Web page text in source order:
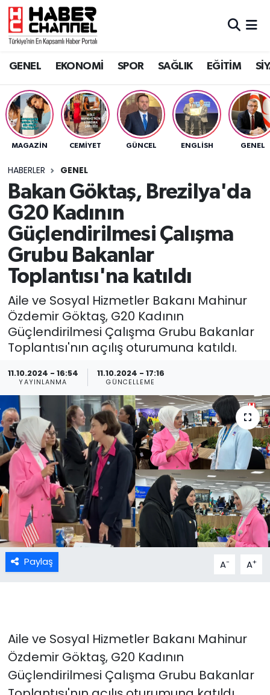
GENEL EKONOMİ SPOR SAĞLIK EĞİTİM
MAGAZİN CEMİYET GÜNCEL ENGLISH GENEL
HABERLER GENEL
Bakan Göktaş, Brezilya'da
G20 Kadının
Güçlendirilmesi Çalışma
Grubu Bakanlar
Toplantısı'na katıldı
Aile ve Sosyal Hizmetler Bakanı Mahinur
Özdemir Göktaş, G20 Kadının
Güçlendirilmesi Çalışma Grubu Bakanlar
Toplantısı'nın açılış oturumuna katıldı.
11.10.2024 - 16:54
YAYINLANMA
11.10.2024 - 17:16
GÜNCELLEME
Paylaş A- A+
Aile ve Sosyal Hizmetler Bakanı Mahinur
Özdemir Göktaş, G20 Kadının
Güçlendirilmesi Çalışma Grubu Bakanlar
GENEL
SPOR
SAĞLIK
EĞİTİM
SİYASET
MAGAZİN
Nöbetçi Eczaneler
Trafik Durumu
Süper Lig Puan Durumu ve Fikstür
Tüm Manşetler
Son Dakika Haberleri
Haber Arşivi